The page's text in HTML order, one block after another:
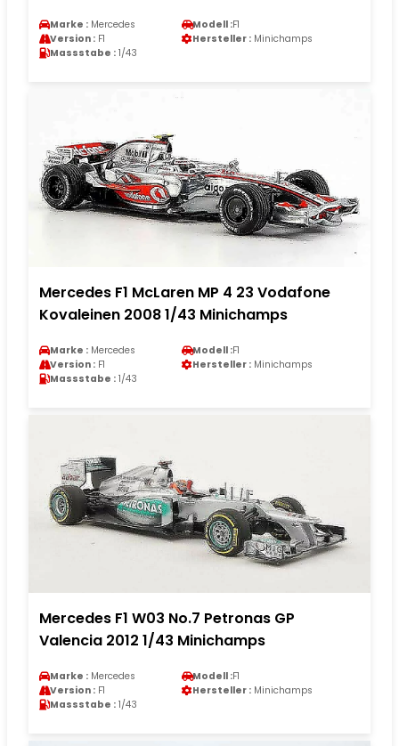
Marke : Mercedes Modell :F1
Version : F1 Hersteller : Minichamps
Massstabe : 1/43
Mercedes F1 McLaren MP 4 23 Vodafone
Kovaleinen 2008 1/43 Minichamps
Marke : Mercedes Modell :F1
Version : F1 Hersteller : Minichamps
Massstabe : 1/43
Mercedes F1 W03 No.7 Petronas GP
Valencia 2012 1/43 Minichamps
Marke : Mercedes Modell :F1
Version : F1 Hersteller : Minichamps
Massstabe : 1/43